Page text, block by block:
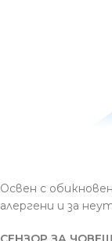
Освен с
алергени и за